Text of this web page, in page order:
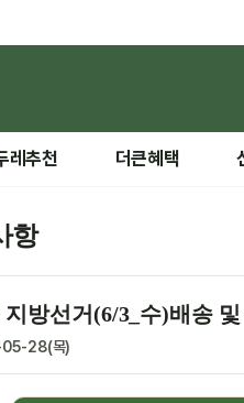
레추천 더큰혜택
항
지방선거(6/3_수)배송
28(목)